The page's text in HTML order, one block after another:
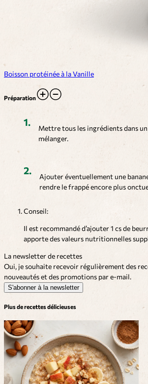
Boisson protéinée à la Vanille
Préparation
Mettre tous les ingrédients dans
mélanger.
Ajouter éventuellement une
rendre le frappé encore plus
Conseil:
Il est recommandé d’ajouter 1 cs de
apporte des valeurs nutritionnelles
La newsletter de recettes
Oui, je souhaite recevoir régulièrement des
nouveautés et des promotions par e-mail.
S'abonner à la newsletter
Plus de recettes délicieuses